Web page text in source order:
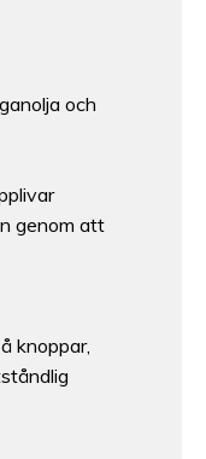
och
genom att
knoppar,